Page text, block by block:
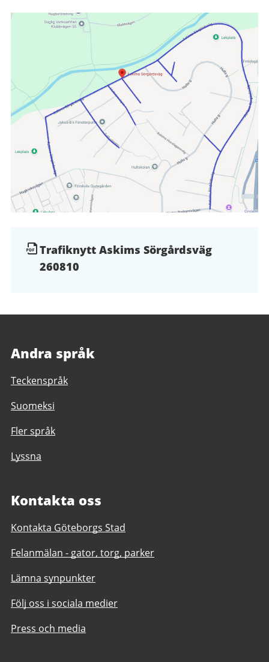
Dokument
och
Trafiknytt Askims Sörgårdsväg
260810
Andra språk
Teckenspråk
Suomeksi
Fler språk
Lyssna
Kontakta oss
Kontakta Göteborgs Stad
Felanmälan - gator, torg, parker
Lämna synpunkter
Följ oss i sociala medier
Press och media